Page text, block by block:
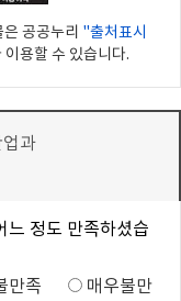
공공누리 "출처표시
이용할 수 있습니다.
과
느 정도 만족하셨습
만족
매우불만